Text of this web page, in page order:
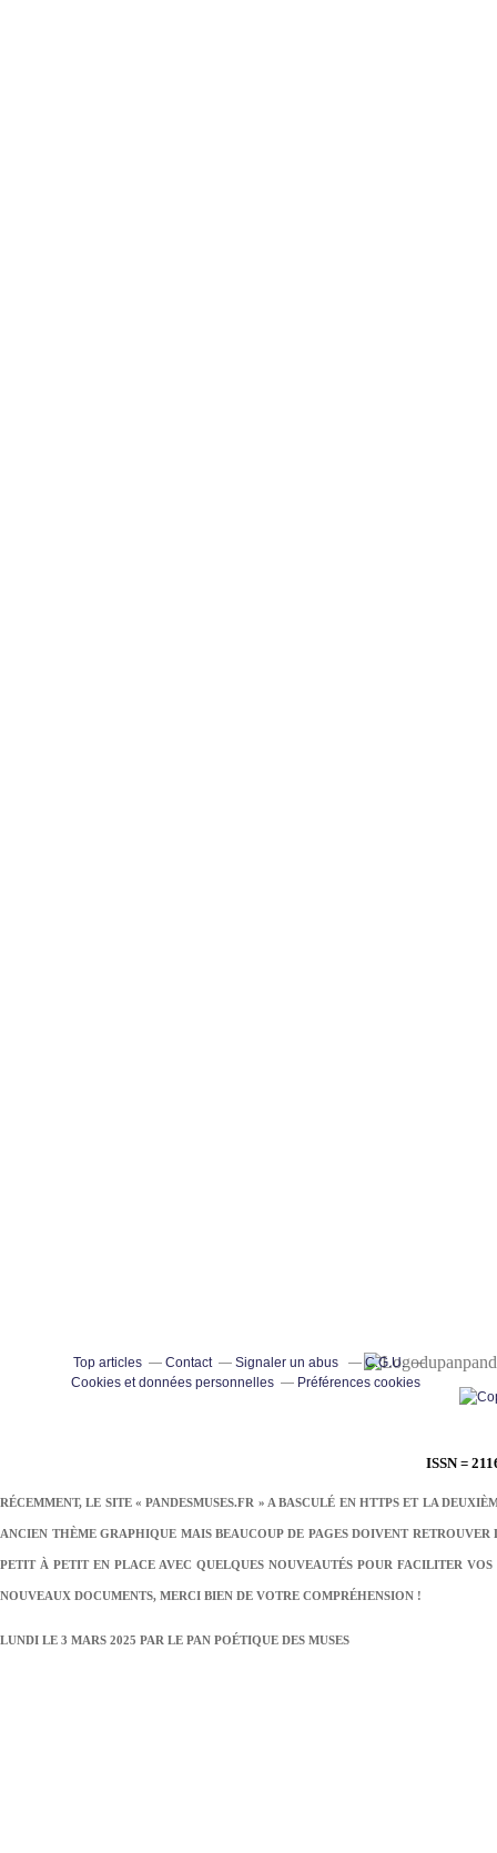
ISSN =
RÉCEMMENT, LE SITE « PANDESMUSES.FR » A BASCULÉ EN HTTPS ET LA
ANCIEN THÈME GRAPHIQUE MAIS BEAUCOUP DE PAGES DOIVENT
PETIT À PETIT EN PLACE AVEC QUELQUES NOUVEAUTÉS POUR FACILITER
NOUVEAUX DOCUMENTS, MERCI BIEN DE VOTRE COMPRÉHENSION !
LUNDI LE 3 MARS 2025 PAR LE PAN POÉTIQUE DES MUSES
Top articles Contact Signaler un abus
C.G.U.
Cookies et données personnelles
Préférences cookies